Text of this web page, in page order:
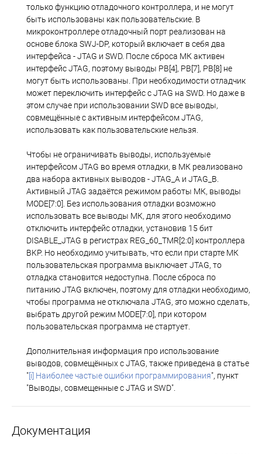
только функцию отладочного контроллера, и не могут
быть использованы как пользовательские. В
микроконтроллере отладочный порт реализован на
основе блока SWJ-DP, который включает в себя два
интерфейса - JTAG и SWD. После сброса МК активен
интерфейс JTAG, поэтому выводы PB[4], PB[7], PB[8] не
могут быть использованы. При необходимости отладчик
может переключить интерфейс с JTAG на SWD. Но даже в
этом случае при использовании SWD все выводы,
совмещённые с активным интерфейсом JTAG,
использовать как пользовательские нельзя.
Чтобы не ограничивать выводы, используемые
интерфейсом JTAG во время отладки, в МК реализовано
два набора активных выводов - JTAG_A и JTAG_B.
Активный JTAG задаётся режимом работы МК, выводы
MODE[7:0]. Без использования отладки возможно
использовать все выводы МК, для этого необходимо
отключить интерфейс отладки, установив 15 бит
DISABLE_JTAG в регистрах REG_60_TMR[2:0] контроллера
BKP. Но необходимо учитывать, что если при старте МК
пользовательская программа выключает JTAG, то
отладка становится недоступна. После сброса по
питанию JTAG включен, поэтому для отладки необходимо,
чтобы программа не отключала JTAG, это можно сделать,
выбрать другой режим MODE[7:0], при котором
пользовательская программа не стартует.
Дополнительная информация про использование
выводов, совмещённых с JTAG, также приведена в статье
"[i] Наиболее частые ошибки программирования", пункт
"Выводы, совмещенные с JTAG и SWD".
Документация